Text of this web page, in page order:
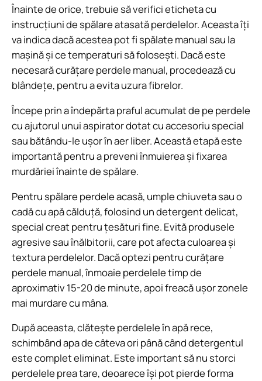
Înainte de orice, trebuie să verifici eticheta cu
instrucțiuni de spălare atasată perdelelor. Aceasta îți
va indica dacă acestea pot fi spălate manual sau la
mașină și ce temperaturi să folosești. Dacă este
necesară curățare perdele manual, procedează cu
blândețe, pentru a evita uzura fibrelor.
Începe prin a îndepărta praful acumulat de pe perdele
cu ajutorul unui aspirator dotat cu accesoriu special
sau bătându-le ușor în aer liber. Această etapă este
importantă pentru a preveni înmuierea și fixarea
murdăriei înainte de spălare.
Pentru spălare perdele acasă, umple chiuveta sau o
cadă cu apă călduță, folosind un detergent delicat,
special creat pentru țesături fine. Evită produsele
agresive sau înălbitorii, care pot afecta culoarea și
textura perdelelor. Dacă optezi pentru curățare
perdele manual, înmoaie perdelele timp de
aproximativ 15-20 de minute, apoi freacă ușor zonele
mai murdare cu mâna.
După aceasta, clătește perdelele în apă rece,
schimbând apa de câteva ori până când detergentul
este complet eliminat. Este important să nu storci
perdelele prea tare, deoarece își pot pierde forma